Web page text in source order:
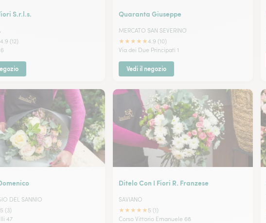
S.r.l.s.
4.9 (12)
Quaranta Giuseppe
MERCATO SAN SEVERINO
★★★★★4.9 (10)
Via dei Due Principati 1
Vedi il negozio
DEL SANNIO
5 (3)
47
Ditelo Con I Fiori R. Franzese
SAVIANO
★★★★★ 5 (1)
Corso Vittorio Emanuele 68